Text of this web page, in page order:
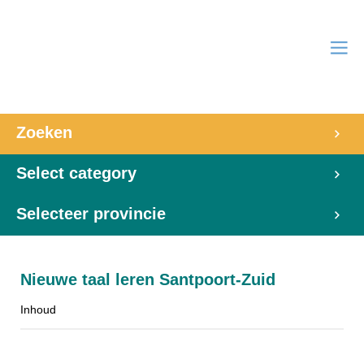
Zoeken
Select category
Selecteer provincie
Nieuwe taal leren Santpoort-Zuid
Inhoud